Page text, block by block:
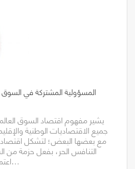
المسؤولية المشتركة في السوق
يشير مفهوم اقتصاد السوق
جميع الاقتصاديات الوطنية
مع بعضها البعض؛ لتشكل
التنافس الحر، بفعل حزمة من
اعتمادها كوسيلة كونية إلزامية…